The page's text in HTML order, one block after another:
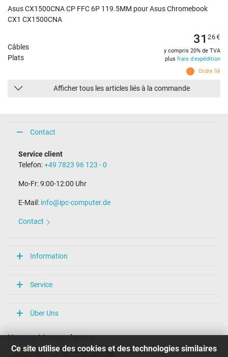
Ce site utilise des cookies et des technologies similaires
Asus CX1500CNA CP FFC 6P 119.5MM pour Asus Chromebook
CX1 CX1500CNA
Câbles
Plats
Ordre lié
31 26€
y compris 20% de TVA
plus frais d'expédition
Afficher tous les articles liés à la commande
Contact
Service client
Telefon:+49 7823 96 123 - 0
Mo-Fr: 9:00-12:00 Uhr
E-Mail: info@ipc-computer.de
Contact
Information
Service
Über Uns
Unsere Versandarten